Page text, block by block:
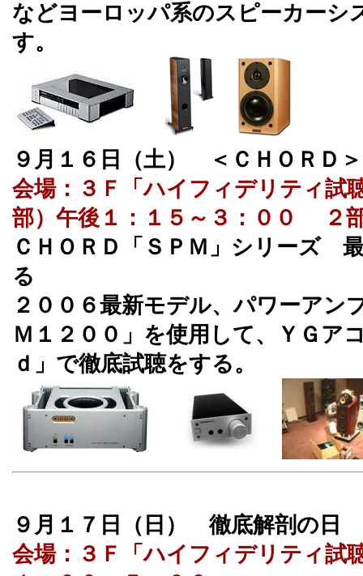
などヨーロッパ系のスピーカーシ
す。
９月１６日（土） ＜ＣＨＯＲ
会場：３Ｆ「ハイフィデリティ
部）午後１：１５～３：００ ２
ＣＨＯＲＤ「ＳＰＭ」シリーズ
る
２００６最新モデル、パワーアン
Ｍ１２００」を使用して、ＹＧア
ｄ」で徹底試聴をする。
９月１７日（日） 徹底解剖の日
会場：３Ｆ「ハイフィデリティ